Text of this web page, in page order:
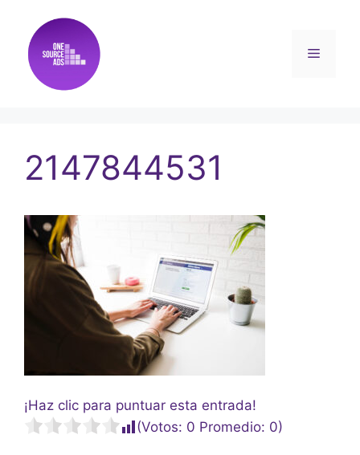
2147844531
¡Haz clic para puntuar esta entrada!
(Votos: 0 Promedio: 0)